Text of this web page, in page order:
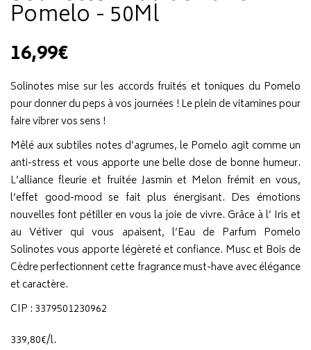
Pomelo - 50Ml
16,99€
Solinotes mise sur les accords fruités et toniques du Pomelo
pour donner du peps à vos journées ! Le plein de vitamines pour
faire vibrer vos sens !
Mêlé aux subtiles notes d’agrumes, le Pomelo agit comme un
anti-stress et vous apporte une belle dose de bonne humeur.
L’alliance fleurie et fruitée Jasmin et Melon frémit en vous,
l’effet good-mood se fait plus énergisant. Des émotions
nouvelles font pétiller en vous la joie de vivre. Grâce à l’ Iris et
au Vétiver qui vous apaisent, l’Eau de Parfum Pomelo
Solinotes vous apporte légèreté et confiance. Musc et Bois de
Cèdre perfectionnent cette fragrance must-have avec élégance
et caractère.
CIP : 3379501230962
339,80€/l.